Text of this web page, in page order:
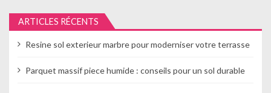
l
’
a
ARTICLES RÉCENTS
Resine sol exterieur marbre pour moderniser votre terrasse
Parquet massif piece humide : conseils pour un sol durable